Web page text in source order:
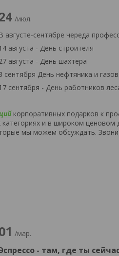
/июл.
В августе-сентябре череда
августа - День строителя
августа - День шахтера
сентября День нефтяника и
сентября - День работников
корпоративных подарков к
и в широком
мы можем обсуждать.
/мар.
- там, где ты